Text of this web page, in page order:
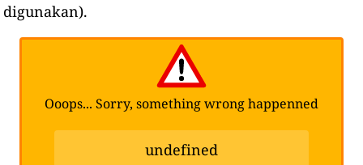
digunakan).
Ooops... Sorry, something wrong happenned
undefined